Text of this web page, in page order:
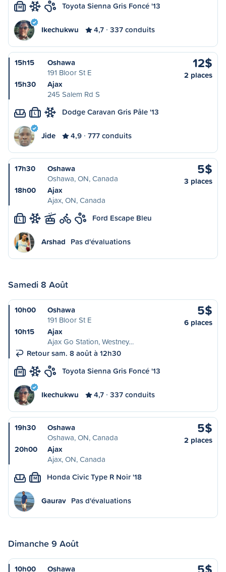
M Toyota Sienna Gris Foncé '13
Ikechukwu 4,7 337 conduits
15h15
Oshawa
191 Bloor St E
15h30
Ajax
245 Salem Rd S
12$
2 places
L Dodge Caravan Gris Pâle '13
Jide 4,9 777 conduits
17h30
Oshawa
Oshawa, ON, Canada
18h00
Ajax
Ajax, ON, Canada
5$
3 places
L Ford Escape Bleu
Arshad Pas d'évaluations
Samedi 8 Août
10h00
Oshawa
191 Bloor St E
10h15
Ajax
Ajax Go Station, Westney…
Retour sam. 8 août à 12h30
5$
6 places
M Toyota Sienna Gris Foncé '13
Ikechukwu 4,7 337 conduits
19h30
Oshawa
Oshawa, ON, Canada
20h00
Ajax
Ajax, ON, Canada
5$
2 places
M Honda Civic Type R Noir '18
Gaurav Pas d'évaluations
Dimanche 9 Août
10h00 Oshawa